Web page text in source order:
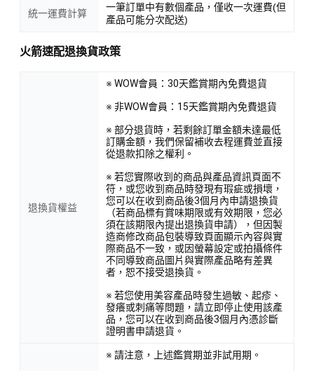
統一運費計算
一筆訂單中有數個產品，僅收一次運費(但
產品可能分次配送)
火箭速配退換貨政策
退換貨權益
※ WOW會員：30天鑑賞期內免費退貨
※ 非WOW會員：15天鑑賞期內免費退貨
※ 部分退貨時，若剩餘訂單金額未達最低
訂購金額，我們保留補收去程運費並直接
從退款扣除之權利。
※ 若您實際收到的商品與產品資訊頁面不
符，或您收到商品時發現有瑕疵或損壞，
您可以在收到商品後3個月內申請退換貨
（若商品標有賞味期限或有效期限，您必
須在該期限內提出退換貨申請），但因製
造商修改商品包裝導致頁面顯示內容與實
際商品不一致，或因螢幕設定或拍攝條件
不同導致商品圖片與實際產品略有差異
者，恕不接受退換貨。
※ 若您使用美容產品時發生過敏、起疹、
發癢或刺痛等問題，請立即停止使用該產
品，您可以在收到商品後3個月內憑診斷
證明書申請退貨。
※ 請注意，上述鑑賞期並非試用期。